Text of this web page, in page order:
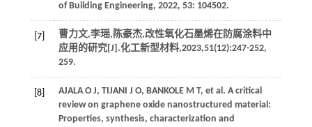
of Building Engineering, 2022, 53: 104502.
[7]
曹力文,李瑶,陈豪杰,改性氧化石墨烯在防腐涂料中
应用的研究[J].化工新型材料,2023,51(12):247-252,
259.
[8] AJALA O J, TIJANI J O, BANKOLE M T, et al. A critical
review on graphene oxide nanostructured material:
Properties, synthesis, characterization and